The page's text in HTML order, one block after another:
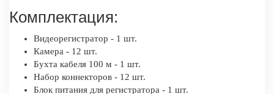
Комплектация:
Видеорегистратор - 1 шт.
Камера - 12 шт.
Бухта кабеля 100 м - 1 шт.
Набор коннекторов - 12 шт.
Блок питания для регистратора - 1 шт.